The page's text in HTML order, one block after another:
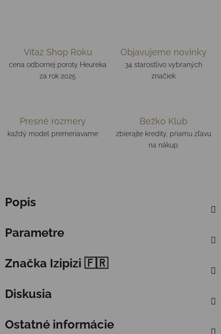
Víťaz Shop Roku
cena odbornej poroty Heureka
za rok 2025
Objavujeme novinky
34 starostlivo vybraných
značiek
Presné rozmery
každý model premeriavame
Bežko Klub
zbierajte kredity, priamu zľavu
na nákup
Popis
Parametre
Značka Izipizi 🇫🇷
Diskusia
Ostatné informácie